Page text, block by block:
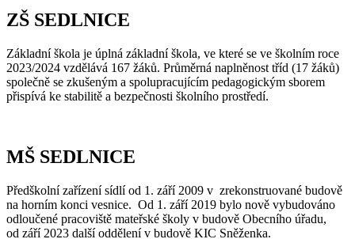
ZŠ SEDLNICE
Základní škola je úplná základní škola, ve které se ve školním roce
2023/2024 vzdělává 167 žáků. Průměrná naplněnost tříd (17 žáků)
společně se zkušeným a spolupracujícím pedagogickým sborem
přispívá ke stabilitě a bezpečnosti školního prostředí.
MŠ SEDLNICE
Předškolní zařízení sídlí od 1. září 2009 v zrekonstruované budově
na horním konci vesnice. Od 1. září 2019 bylo nově vybudováno
odloučené pracoviště mateřské školy v budově Obecního úřadu,
od září 2023 další oddělení v budově KIC Sněženka.